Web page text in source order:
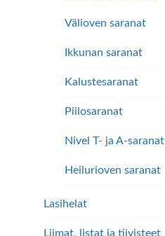
Välioven saranat
Ikkunan saranat
Kalustesaranat
Piilosaranat
Nivel T- ja A-saranat
Heilurioven saranat
Lasihelat
Liimat, listat ja tiivisteet